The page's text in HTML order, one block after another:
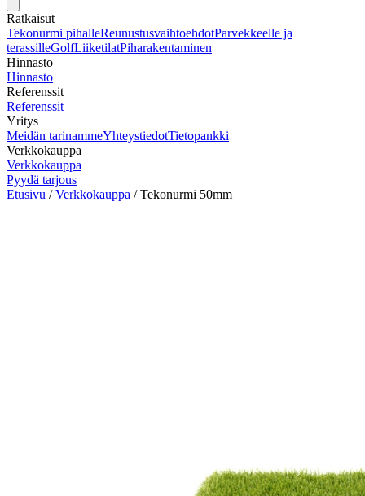
Ratkaisut
Tekonurmi pihalleReunustusvaihtoehdotParvekkeelle ja
terassilleGolfLiiketilatPiharakentaminen
Hinnasto
Hinnasto
Referenssit
Referenssit
Yritys
Meidän tarinammeYhteystiedotTietopankki
Verkkokauppa
Verkkokauppa
Pyydä tarjous
Etusivu / Verkkokauppa / Tekonurmi 50mm